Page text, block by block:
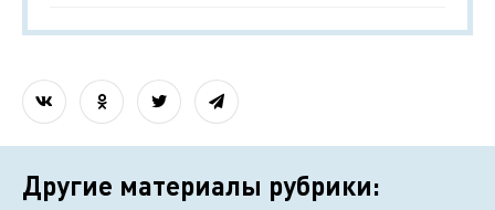
Другие материалы рубрики: